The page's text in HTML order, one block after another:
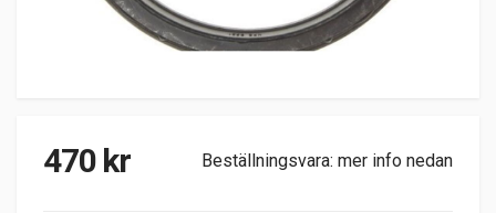
470 kr Beställningsvara: mer info nedan